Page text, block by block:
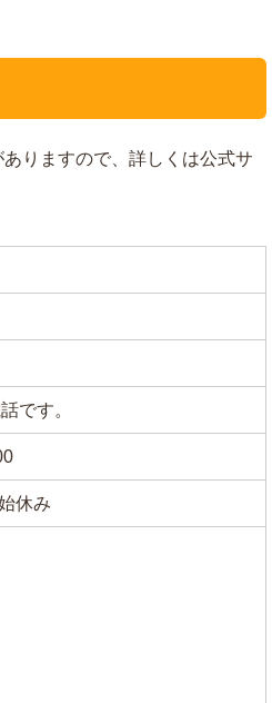
りますので、詳しくは公式サ
です。
休み